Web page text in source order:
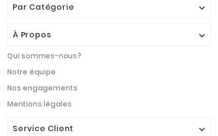
Par Catégorie 
À Propos 
Qui sommes-nous?
Notre équipe
Nos engagements
Mentions légales
Service Client 